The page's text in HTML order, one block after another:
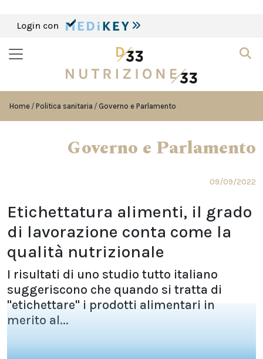
Login con
Home Politica sanitaria Governo e Parlamento
Governo e Parlamento
09/09/2022
Etichettatura alimenti, il grado
di lavorazione conta come la
qualità nutrizionale
I risultati di uno studio tutto italiano
suggeriscono che quando si tratta di
"etichettare" i prodotti alimentari in
merito al...